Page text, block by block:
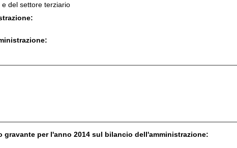
del settore terziario
per l'anno 2014 sul bilancio dell'amministrazione: